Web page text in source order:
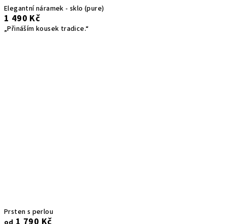
Elegantní náramek - sklo (pure)
1 490 Kč
„Přináším kousek tradice.“
Prsten s perlou